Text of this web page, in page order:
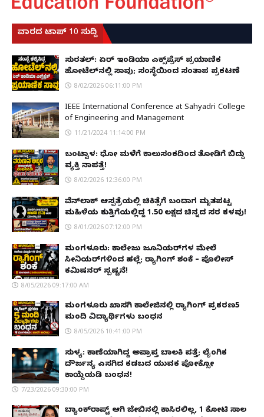
ವಾರದ ಟಾಪ್ 10 ಸುದ್ದಿ
ಸುರತ್ಕಲ್: ಏರ್ ಇಂಡಿಯಾ ಎಕ್ಸ್‌ಪ್ರೆಸ್ ಪ್ರಯಾಣಿಕ
ಹೋಟೆಲ್‌ನಲ್ಲಿ ಸಾವು; ಸಂಸ್ಥೆಯಿಂದ ಸಂತಾಪ ಪ್ರಕಟಣೆ
8/02/2026 06:11:00 PM
IEEE International Conference at Sahyadri College
of Engineering and Management
11/21/2024 11:14:00 PM
ಬಂಟ್ವಾಳ: ಧೋ ಮಳೆಗೆ ಕಾಲುಸಂಕದಿಂದ ತೋಡಿಗೆ ಬಿದ್ದು
ವ್ಯಕ್ತಿ ನಾಪತ್ತೆ!
8/02/2026 12:36:00 PM
ವೆನ್‌ಲಾಕ್ ಆಸ್ಪತ್ರೆಯಲ್ಲಿ ಚಿಕಿತ್ಸೆಗೆ ಬಂದಾಗ ಮೃತಪಟ್ಟ
ಮಹಿಳೆಯ ಕುತ್ತಿಗೆಯಲ್ಲಿದ್ದ ₹1.50 ಲಕ್ಷದ ಚಿನ್ನದ ಸರ ಕಳವು!
8/01/2026 07:12:00 PM
ಮಂಗಳೂರು: ಕಾಲೇಜು ಜೂನಿಯರ್‌ಗಳ ಮೇಲೆ
ಸೀನಿಯರ್‌ಗಳಿಂದ ಹಲ್ಲೆ; ರ‌್ಯಾಗಿಂಗ್ ಶಂಕೆ – ಪೊಲೀಸ್
ಕಮಿಷನರ್ ಸ್ಪಷ್ಟನೆ!
8/05/2026 09:17:00 AM
ಮಂಗಳೂರು ಖಾಸಗಿ ಕಾಲೇಜಿನಲ್ಲಿ ರ‌್ಯಾಗಿಂಗ್ ಪ್ರಕರಣ5
ಮಂದಿ ವಿದ್ಯಾರ್ಥಿಗಳು ಬಂಧನ
8/05/2026 10:41:00 PM
ಸುಳ್ಯ: ಕಾಣೆಯಾಗಿದ್ದ ಅಪ್ರಾಪ್ತ ಬಾಲಕಿ ಪತ್ತೆ; ಲೈಂಗಿಕ
ದೌರ್ಜನ್ಯ ಎಸಗಿದ ಕಡಬದ ಯುವಕ ಪೋಕ್ಸೋ
ಕಾಯ್ದೆಯಡಿ ಬಂಧನ!
7/23/2026 09:30:00 PM
ಬ್ಯಾಂಕ್‌ರಾಪ್ಟ್‌ ಆಗಿ ಜೇಬಿನಲ್ಲಿ ಕಾಸಿರಲಿಲ್ಲ, ₹1 ಕೋಟಿ ಸಾಲ